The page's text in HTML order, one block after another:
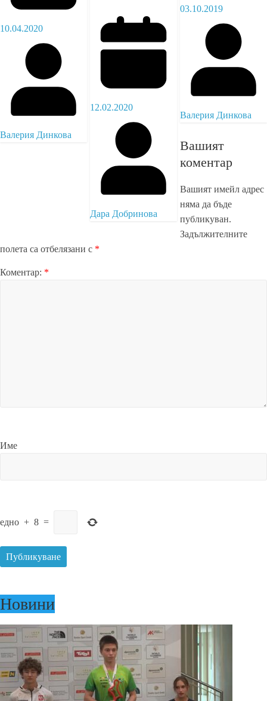
10.04.2020
Валерия Динкова
12.02.2020
Дара Добринова
03.10.2019
Валерия Динкова
Вашият
коментар
Вашият имейл адрес
няма да бъде
публикуван.
Задължителните
полета са отбелязани с *
Коментар: *
Име
едно + 8 =
Новини